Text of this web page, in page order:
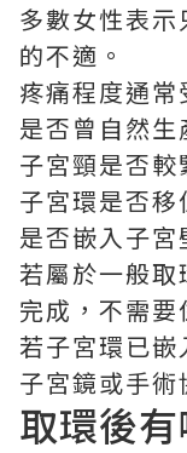
多數女性表
的不適。
疼痛程度通常
是否曾自然生
子宮頸是否較
子宮環是否移
是否嵌入子宮
若屬於一般
完成，不需要
若子宮環已
子宮鏡或手術
取環後